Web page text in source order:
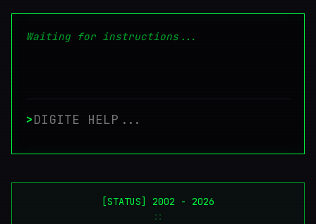
Waiting for instructions...
>
[STATUS] 2002 - 2026
::